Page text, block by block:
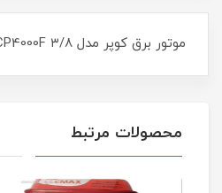
موتور برق کوپر مدل CP4000F ۳/۸ کیلووات
محصولات مرتبط